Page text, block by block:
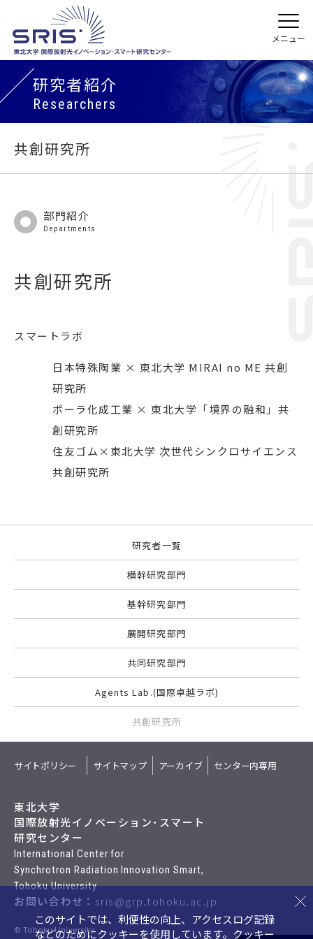
研究者紹介
Researchers
共創研究所
部門紹介
Departments
共創研究所
スマートラボ
日本特殊陶業 × 東北大学 MIRAI no ME 共創
研究所
ポーラ化成工業 × 東北大学「境界の融和」共
創研究所
住友ゴム×東北大学 次世代シンクロサイエンス
共創研究所
研究者一覧
横幹研究部門
基幹研究部門
展開研究部門
共同研究部門
Agents Lab.(国際卓越ラボ)
共創研究所
サイトポリシー サイトマップ アーカイブ センター内専用
東北大学
国際放射光イノベーション･スマート
研究センター
International Center for
Synchrotron Radiation Innovation Smart,
Tohoku University
お問い合わせ： sris@grp.tohoku.ac.jp
© Tohoku University
このサイトでは、利便性の向上、アクセスログ記録
などのためにクッキーを使用しています。 クッキー